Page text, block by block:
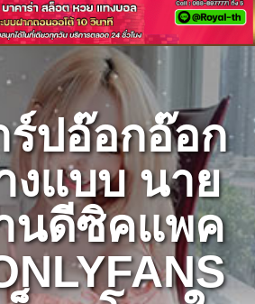
ร์ปอ๊อกอ๊อก
งแบบ นาย
นดีซิคแพค